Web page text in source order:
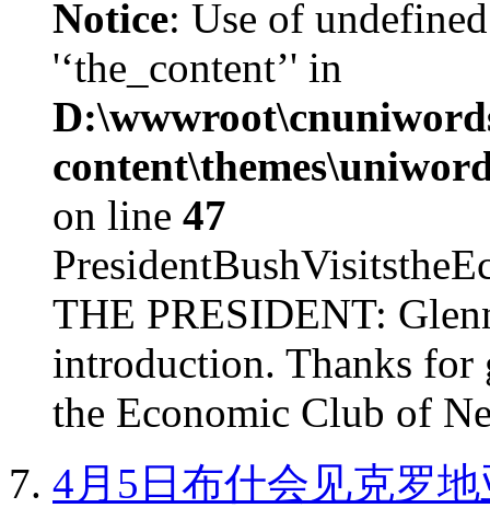
Notice: Use of
'‘the_content’' in
on line 47
THE PRESIDENT:
introduction. Thanks for
the Economic Club of
4月5日布什会见克罗